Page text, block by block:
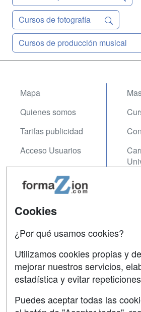
Cursos de fotografía
Cursos de producción musical
Mapa
Quienes somos
Tarifas publicidad
Acceso Usuarios
Acceso Centros
Contactar
Confidencialidad
Aviso legal
Copyleft
Cookies
¿Por qué usamos cookies?
Utilizamos cookies propias y
mejorar nuestros servicios,
estadística y evitar
Puedes aceptar todas las